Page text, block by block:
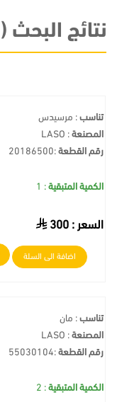
نتائج البحث (4450)
تناسب: مرسيدس
المصنعة: LASO
رقم القطعة:
20186500
الكمية المتبقية: 1
السعر : 300
اضافة الى السلة
تناسب: مان
المصنعة: LASO
رقم القطعة:
55030104
الكمية المتبقية: 2